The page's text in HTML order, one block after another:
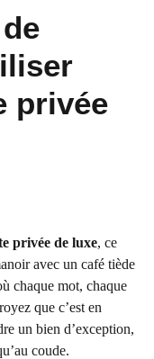
privée
privée de luxe, ce
avec un café tiède
chaque mot, chaque
que c’est en
un bien d’exception,
coude.